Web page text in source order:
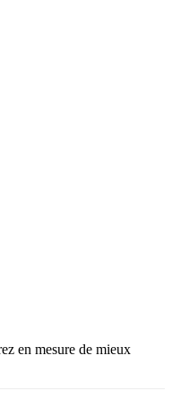
en mesure de mieux